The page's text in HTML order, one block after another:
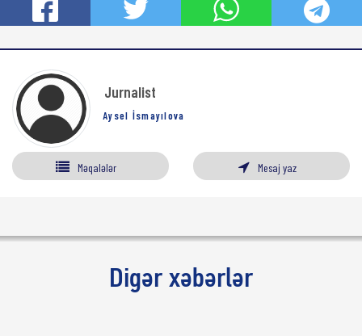
Jurnalist
Aysel İsmayılova
Məqalələr Mesaj yaz
Digər xəbərlər